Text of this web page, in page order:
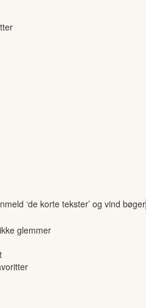
‘de korte tekster’ og vind bøger
glemmer